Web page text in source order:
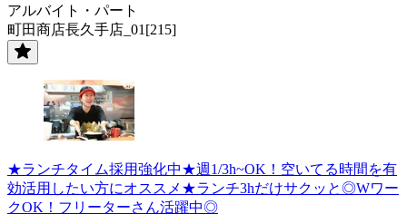
アルバイト・パート
町田商店長久手店_01[215]
★ランチタイム採用強化中★週1/3h~OK！空いてる時間を有
効活用したい方にオススメ★ランチ3hだけサクッと◎Wワー
クOK！フリーターさん活躍中◎